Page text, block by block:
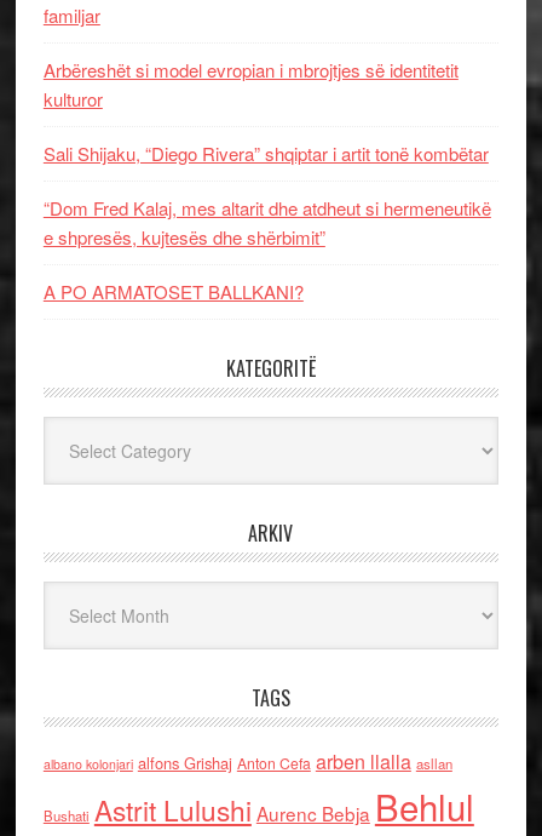
familjar
Arbëreshët si model evropian i mbrojtjes së identitetit
kulturor
Sali Shijaku, “Diego Rivera” shqiptar i artit tonë kombëtar
“Dom Fred Kalaj, mes altarit dhe atdheut si hermeneutikë
e shpresës, kujtesës dhe shërbimit”
A PO ARMATOSET BALLKANI?
KATEGORITË
ARKIV
TAGS
albano kolonjari alfons Grishaj Anton Cefa arben llalla asllan
Bushati Astrit Lulushi Aurenc Bebja Behlul